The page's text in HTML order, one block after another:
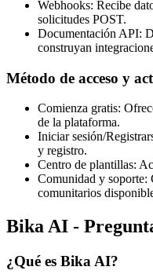
Webhooks: Recibe
solicitudes POST.
Documentación API:
construyan
Método de acceso y
Comienza gratis:
de la plataforma.
Iniciar sesión/
y registro.
Centro de plantillas:
Comunidad y soporte:
comunitarios
Bika AI -
¿Qué es Bika AI?